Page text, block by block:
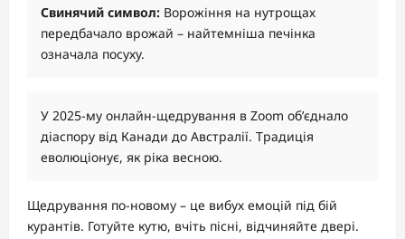
Свинячий символ: Ворожіння на нутрощах
передбачало врожай – найтемніша печінка
означала посуху.
У 2025-му онлайн-щедрування в Zoom об’єднало
діаспору від Канади до Австралії. Традиція
еволюціонує, як ріка весною.
Щедрування по-новому – це вибух емоцій під бій
курантів. Готуйте кутю, вчіть пісні, відчиняйте двері.